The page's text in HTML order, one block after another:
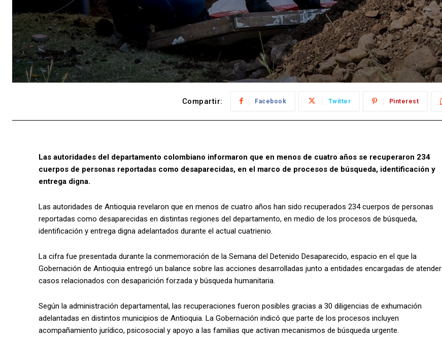
Compartir: Facebook Twitter Pinterest
Las autoridades del departamento colombiano informaron que en menos de cuatro años se recuperaron 234
cuerpos de personas reportadas como desaparecidas, en el marco de procesos de búsqueda, identificación y
entrega digna.
Las autoridades de Antioquia revelaron que en menos de cuatro años han sido recuperados 234 cuerpos de personas
reportadas como desaparecidas en distintas regiones del departamento, en medio de los procesos de búsqueda,
identificación y entrega digna adelantados durante el actual cuatrienio.
La cifra fue presentada durante la conmemoración de la Semana del Detenido Desaparecido, espacio en el que la
Gobernación de Antioquia entregó un balance sobre las acciones desarrolladas junto a entidades encargadas de atender
casos relacionados con desaparición forzada y búsqueda humanitaria.
Según la administración departamental, las recuperaciones fueron posibles gracias a 30 diligencias de exhumación
adelantadas en distintos municipios de Antioquia. La Gobernación indicó que parte de los procesos incluyen
acompañamiento jurídico, psicosocial y apoyo a las familias que activan mecanismos de búsqueda urgente.